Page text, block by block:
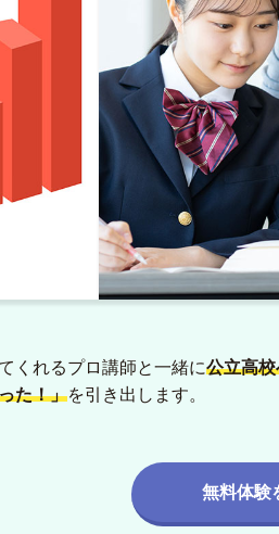
くれるプロ講師と一緒に公立高
た！」を引き出します。
無料体験